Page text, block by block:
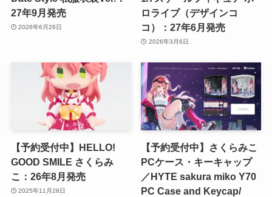
27年9月発売
2026年6月26日
ロライブ（デザインコ
コ）：27年6月発売
2026年3月6日
【予約受付中】HELLO!
GOOD SMILE さくらみ
こ：26年8月発売
2025年11月28日
【予約受付中】さくらみこ
PCケース・キーキャップ
／HYTE sakura miko Y70
PC Case and Keycap/